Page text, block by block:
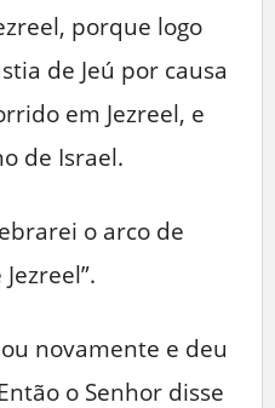
porque logo
de Jeú por causa
em Jezreel, e
de Israel.
o arco de
novamente e deu
o Senhor disse